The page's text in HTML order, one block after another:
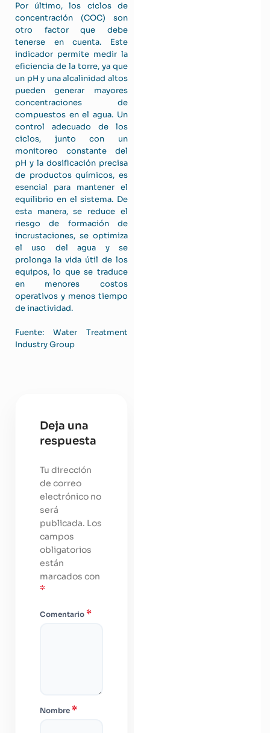
Por último, los ciclos de
concentración (COC) son
otro factor que debe
tenerse en cuenta. Este
indicador permite medir la
eficiencia de la torre, ya que
un pH y una alcalinidad altos
pueden generar mayores
concentraciones de
compuestos en el agua. Un
control adecuado de los
ciclos, junto con un
monitoreo constante del
pH y la dosificación precisa
de productos químicos, es
esencial para mantener el
equilibrio en el sistema. De
esta manera, se reduce el
riesgo de formación de
incrustaciones, se optimiza
el uso del agua y se
prolonga la vida útil de los
equipos, lo que se traduce
en menores costos
operativos y menos tiempo
de inactividad.
Fuente: Water Treatment
Industry Group
Deja una
respuesta
Tu dirección
de correo
electrónico no
será
publicada. Los
campos
obligatorios
están
marcados con
*
Comentario *
Nombre *